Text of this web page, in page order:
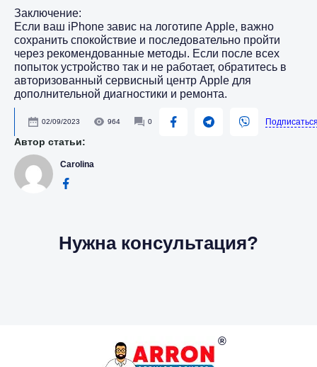
Заключение:
Если ваш iPhone завис на логотипе Apple, важно
сохранить спокойствие и последовательно пройти
через рекомендованные методы. Если после всех
попыток устройство так и не работает, обратитесь в
авторизованный сервисный центр Apple для
дополнительной диагностики и ремонта.
02/09/2023 964 0
Автор статьи:
Carolina
Нужна консультация?